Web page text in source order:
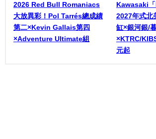
2026 Red Bull Romaniacs
大放異彩！Pol Tarrés總成績
第二×Kevin Gallais第四
×Adventure Ultimate組
Kawasaki「
2027年式北
缸×銀河銀/
×KTRC/
元起